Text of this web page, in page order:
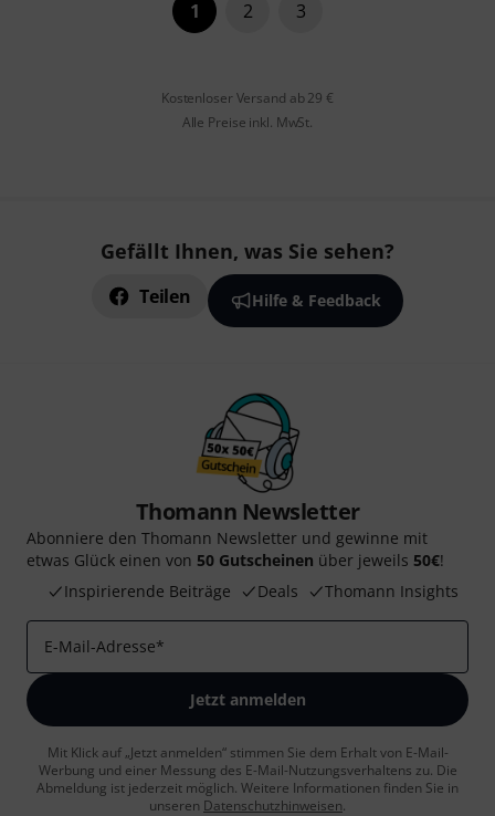
1 2 3
Kostenloser Versand ab 29 €
Alle Preise inkl. MwSt.
Gefällt Ihnen, was Sie sehen?
Teilen Hilfe & Feedback
Thomann Newsletter
Abonniere den Thomann Newsletter und gewinne mit
etwas Glück einen von 50 Gutscheinen über jeweils 50€!
Inspirierende Beiträge
Deals Thomann Insights
E-Mail-Adresse*
Jetzt anmelden
Mit Klick auf „Jetzt anmelden“ stimmen Sie dem Erhalt von E-Mail-
Werbung und einer Messung des E-Mail-Nutzungsverhaltens zu. Die
Abmeldung ist jederzeit möglich. Weitere Informationen finden Sie in
unseren Datenschutzhinweisen.